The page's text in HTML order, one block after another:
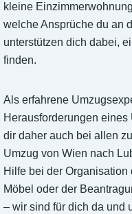
kleine
welche Ansprüche du an
unterstützen dich dabei,
finden.
Als erfahrene
Herausforderungen
dir daher auch bei allen
Umzug von Wien nach
Hilfe bei der
Möbel oder der
– wir sind für dich da und